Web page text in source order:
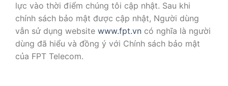
lực vào thời điểm chúng tôi cập nhật. Sau khi
chính sách bảo mật được cập nhật, Người dùng
vẫn sử dụng website www.fpt.vn có nghĩa là người
dùng đã hiểu và đồng ý với Chính sách bảo mật
của FPT Telecom.